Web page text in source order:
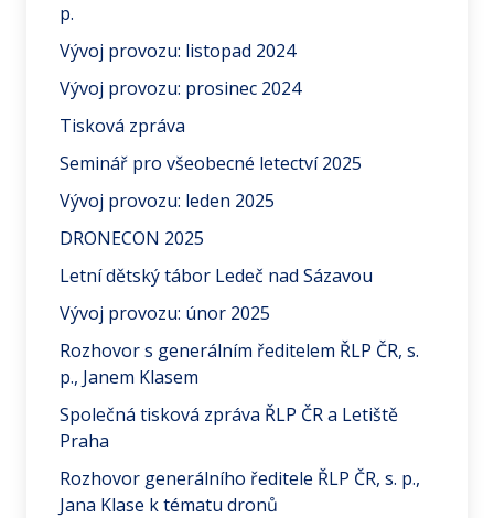
p.
Vývoj provozu: listopad 2024
Vývoj provozu: prosinec 2024
Tisková zpráva
Seminář pro všeobecné letectví 2025
Vývoj provozu: leden 2025
DRONECON 2025
Letní dětský tábor Ledeč nad Sázavou
Vývoj provozu: únor 2025
Rozhovor s generálním ředitelem ŘLP ČR, s.
p., Janem Klasem
Společná tisková zpráva ŘLP ČR a Letiště
Praha
Rozhovor generálního ředitele ŘLP ČR, s. p.,
Jana Klase k tématu dronů